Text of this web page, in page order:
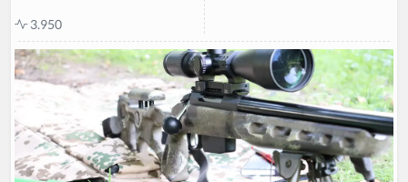
3.950